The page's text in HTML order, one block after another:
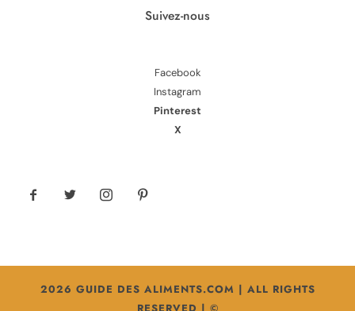
Suivez-nous
Facebook
Instagram
Pinterest
X
2026 GUIDE DES ALIMENTS.COM | ALL RIGHTS